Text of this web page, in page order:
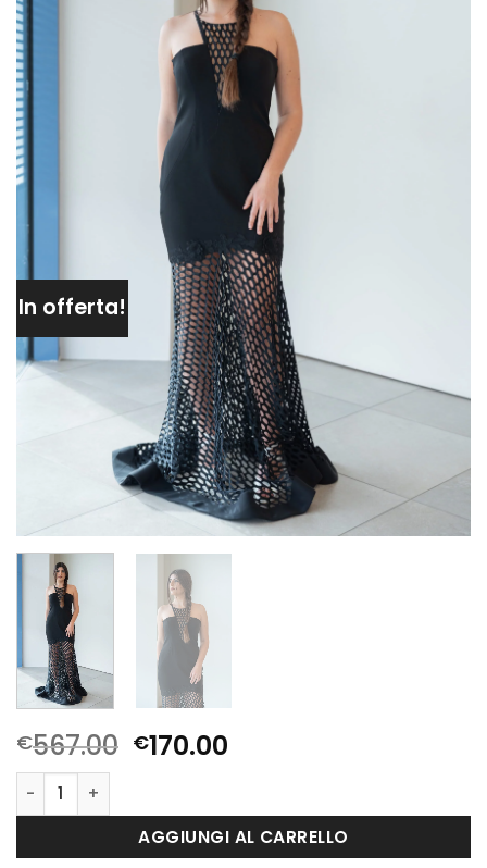
In offerta!
€567.00 Il
era:
€567.00.
€170.00
è:
€170.00.
991 quantità
AGGIUNGI AL CARRELLO